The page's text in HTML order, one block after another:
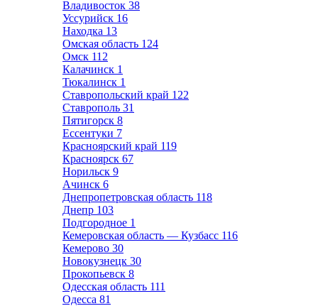
Владивосток 38
Уссурийск 16
Находка 13
Омская область 124
Омск 112
Калачинск 1
Тюкалинск 1
Ставропольский край 122
Ставрополь 31
Пятигорск 8
Ессентуки 7
Красноярский край 119
Красноярск 67
Норильск 9
Ачинск 6
Днепропетровская область 118
Днепр 103
Подгородное 1
Кемеровская область — Кузбасс 116
Кемерово 30
Новокузнецк 30
Прокопьевск 8
Одесская область 111
Одесса 81